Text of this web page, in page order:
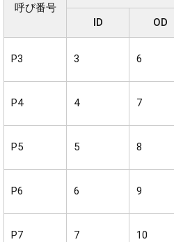
呼び番号
ID OD
P3 3 6
P4 4 7
P5 5 8
P6 6 9
P7 7 10